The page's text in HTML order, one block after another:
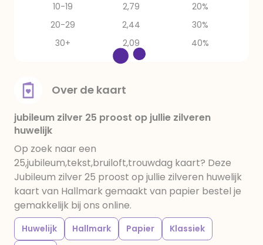
10-19
2,79
20%
20-29
2,44
30%
30+
2,09 40%
Over de kaart
jubileum zilver 25 proost op jullie zilveren
huwelijk
Op zoek naar een
25,jubileum,tekst,bruiloft,trouwdag kaart? Deze
Jubileum zilver 25 proost op jullie zilveren huwelijk
kaart van Hallmark gemaakt van papier bestel je
gemakkelijk bij ons online.
Huwelijk Hallmark Papier
Klassiek